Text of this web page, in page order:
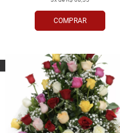
COMPRAR